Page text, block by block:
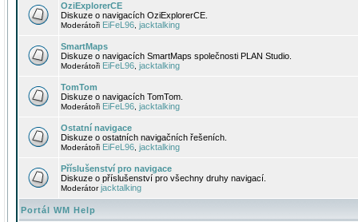
OziExplorerCE
Diskuze o navigacích OziExplorerCE.
Moderátoři EiFeL96 jacktalking
SmartMaps
Diskuze o navigacích SmartMaps společnosti PLAN Studio.
Moderátoři EiFeL96 jacktalking
TomTom
Diskuze o navigacích TomTom.
Moderátoři EiFeL96 jacktalking
Ostatní navigace
Diskuze o ostatních navigačních řešeních.
Moderátoři EiFeL96 jacktalking
Příslušenství pro navigace
Diskuze o příslušenství pro všechny druhy navigací.
Moderátorjacktalking
Portál WM Help